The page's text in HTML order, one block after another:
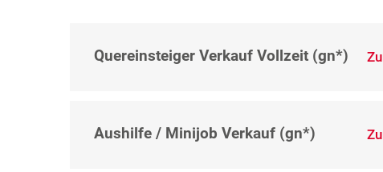
Quereinsteiger Verkauf Vollzeit (gn*)
Aushilfe / Minijob Verkauf (gn*)